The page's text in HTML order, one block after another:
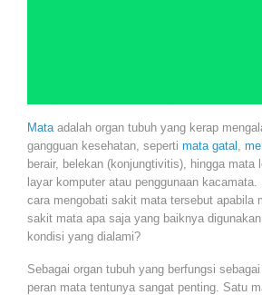
Mata adalah organ tubuh yang kerap
gangguan kesehatan, seperti mata gatal
berair, belekan (konjungtivitis), hingga mata
layar komputer atau penggunaan
cara mengobati sakit mata tersebut apabila
sakit mata apa saja yang baiknya
kondisi yang dialami?
Sebagai organ tubuh yang berfungsi
peran mata tentunya sangat penting. Satu